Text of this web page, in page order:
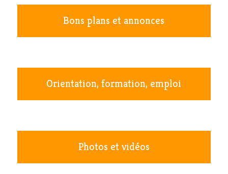
Bons plans et annonces
Orientation, formation, emploi
Photos et vidéos